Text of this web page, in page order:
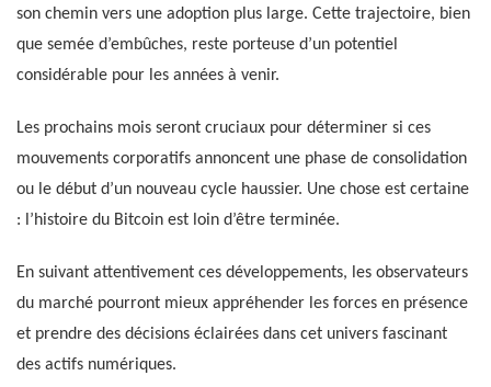
son chemin vers une adoption plus large. Cette trajectoire, bien
que semée d’embûches, reste porteuse d’un potentiel
considérable pour les années à venir.
Les prochains mois seront cruciaux pour déterminer si ces
mouvements corporatifs annoncent une phase de consolidation
ou le début d’un nouveau cycle haussier. Une chose est certaine
: l’histoire du Bitcoin est loin d’être terminée.
En suivant attentivement ces développements, les observateurs
du marché pourront mieux appréhender les forces en présence
et prendre des décisions éclairées dans cet univers fascinant
des actifs numériques.